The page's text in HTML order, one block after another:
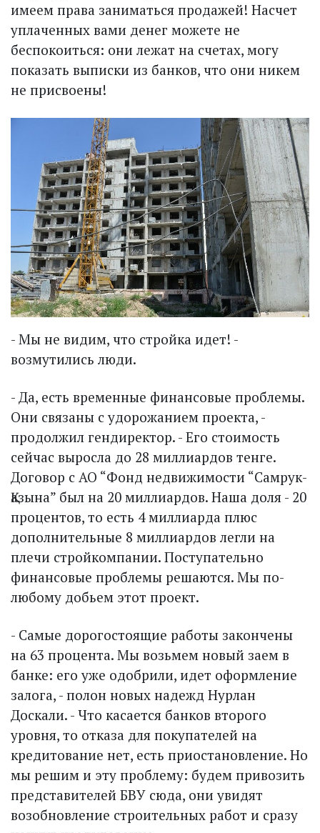
имеем права заниматься продажей! Насчет
уплаченных вами денег можете не
беспокоиться: они лежат на счетах, могу
показать выписки из банков, что они никем
не присвоены!
- Мы не видим, что стройка идет! -
возмутились люди.
- Да, есть временные финансовые проблемы.
Они связаны с удорожанием проекта, -
продолжил гендиректор. - Его стоимость
сейчас выросла до 28 миллиардов тенге.
Договор с АО “Фонд недвижимости “Самрук-
Қазына” был на 20 миллиардов. Наша доля - 20
процентов, то есть 4 миллиарда плюс
дополнительные 8 миллиардов легли на
плечи стройкомпании. Поступательно
финансовые проблемы решаются. Мы по-
любому добьем этот проект.
- Самые дорогостоящие работы закончены
на 63 процента. Мы возьмем новый заем в
банке: его уже одобрили, идет оформление
залога, - полон новых надежд Нурлан
Доскали. - Что касается банков второго
уровня, то отказа для покупателей на
кредитование нет, есть приостановление. Но
мы решим и эту проблему: будем привозить
представителей БВУ сюда, они увидят
возобновление строительных работ и сразу